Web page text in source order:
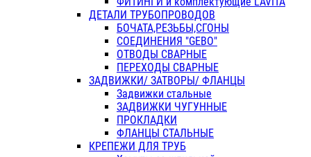
ДЕТАЛИ ТРУБОПРОВОДОВ
БОЧАТА,РЕЗЬБЫ,СГОНЫ
СОЕДИНЕНИЯ "GEBO"
ОТВОДЫ СВАРНЫЕ
ПЕРЕХОДЫ СВАРНЫЕ
ЗАДВИЖКИ/ ЗАТВОРЫ/ ФЛАНЦЫ
Задвижки стальные
ЗАДВИЖКИ ЧУГУННЫЕ
ПРОКЛАДКИ
ФЛАНЦЫ СТАЛЬНЫЕ
КРЕПЕЖИ ДЛЯ ТРУБ